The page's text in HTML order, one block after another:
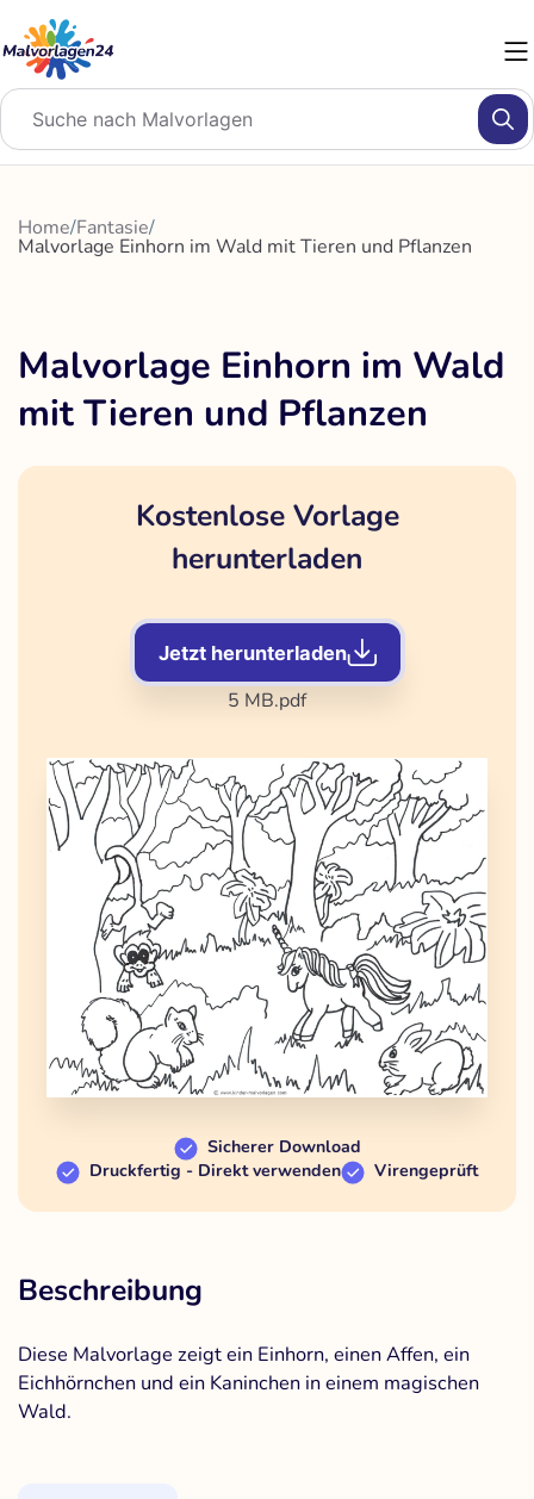
Inhalt
springen
Home/Fantasie/
Malvorlage Einhorn im Wald mit Tieren und Pflanzen
Malvorlage Einhorn im Wald
mit Tieren und Pflanzen
Kostenlose Vorlage
herunterladen
Jetzt herunterladen
5 MB.pdf
Sicherer Download
Druckfertig - Direkt verwenden
Virengeprüft
Beschreibung
Diese Malvorlage zeigt ein Einhorn, einen Affen, ein
Eichhörnchen und ein Kaninchen in einem magischen
Wald.